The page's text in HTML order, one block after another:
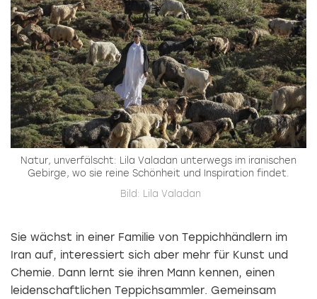
Natur, unverfälscht: Lila Valadan unterwegs im iranischen
Gebirge, wo sie reine Schönheit und Inspiration findet.
Bild: Lila Valadan
Sie wächst in einer Familie von Teppichhändlern im
Iran auf, interessiert sich aber mehr für Kunst und
Chemie. Dann lernt sie ihren Mann kennen, einen
leidenschaftlichen Teppichsammler. Gemeinsam